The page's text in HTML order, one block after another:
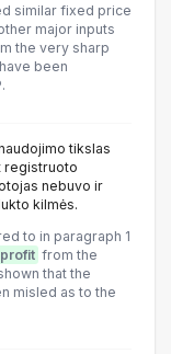
similar fixed price
major inputs
the very sharp
been
tikslas
registruoto
nebuvo ir
kilmės.
to in paragraph 1
from the
that the
misled as to the